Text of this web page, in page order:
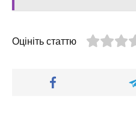
Оцініть статтю